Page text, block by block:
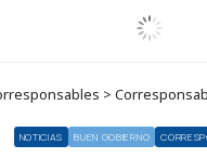
>
NOTICIAS BUEN GOBIERNO